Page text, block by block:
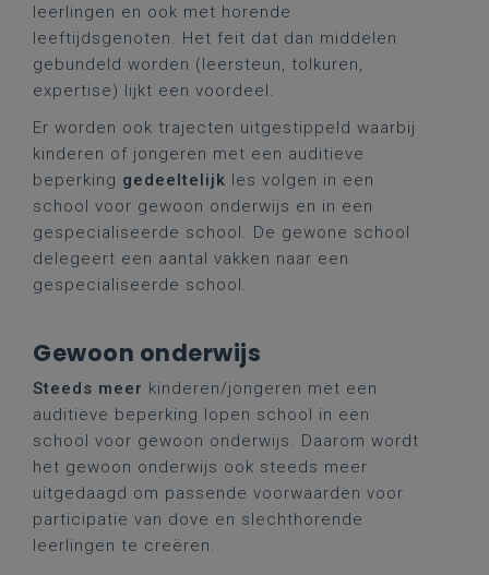
leerlingen en ook met horende
leeftijdsgenoten. Het feit dat dan middelen
gebundeld worden (leersteun, tolkuren,
expertise) lijkt een voordeel.
Er worden ook trajecten uitgestippeld waarbij
kinderen of jongeren met een auditieve
beperking gedeeltelijk les volgen in een
school voor gewoon onderwijs en in een
gespecialiseerde school. De gewone school
delegeert een aantal vakken naar een
gespecialiseerde school.
Gewoon onderwijs
Steeds meer kinderen/jongeren met een
auditieve beperking lopen school in een
school voor gewoon onderwijs. Daarom wordt
het gewoon onderwijs ook steeds meer
uitgedaagd om passende voorwaarden voor
participatie van dove en slechthorende
leerlingen te creëren.